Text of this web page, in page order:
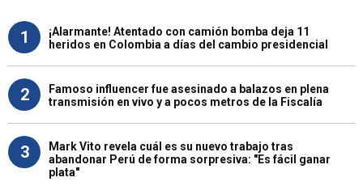
1
¡Alarmante! Atentado con camión bomba deja 11
heridos en Colombia a días del cambio presidencial
2
Famoso influencer fue asesinado a balazos en plena
transmisión en vivo y a pocos metros de la Fiscalía
3
Mark Vito revela cuál es su nuevo trabajo tras
abandonar Perú de forma sorpresiva: "Es fácil ganar
plata"